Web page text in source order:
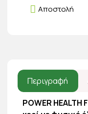
Αποστολή
Περιγραφή
POWER